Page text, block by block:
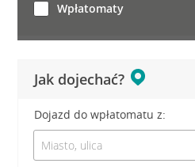
Jak dojechać?
Dojazd do wpłatomatu z:
Wpłatomaty